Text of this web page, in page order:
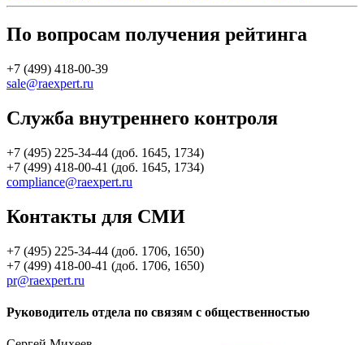
По вопросам получения рейтинга
+7 (499) 418-00-39
sale@raexpert.ru
Служба внутреннего контроля
+7 (495) 225-34-44 (доб. 1645, 1734)
+7 (499) 418-00-41 (доб. 1645, 1734)
compliance@raexpert.ru
Контакты для СМИ
+7 (495) 225-34-44 (доб. 1706, 1650)
+7 (499) 418-00-41 (доб. 1706, 1650)
pr@raexpert.ru
Руководитель отдела по связям с общественностью